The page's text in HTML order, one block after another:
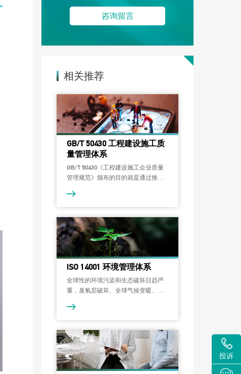
投诉
咨询留言
相关推荐
GB/T 50430 工程建设施工质
量管理体系
GB/T 50430《工程建设施工企业质量
管理规范》颁布的目的就是通过推动
落实质量责任，提高企业自律和质量
科学化、规范化和法制化。
ISO 14001 环境管理体系
全球性的环境污染和生态破坏日趋严
重，臭氧层破坏、全球气候变暖、生
胁着人类未来生存和发展，顺应国际
发展的需要，国际标准化组织 (ISO) 制
定ISO 14000系列环境管理体系标准。